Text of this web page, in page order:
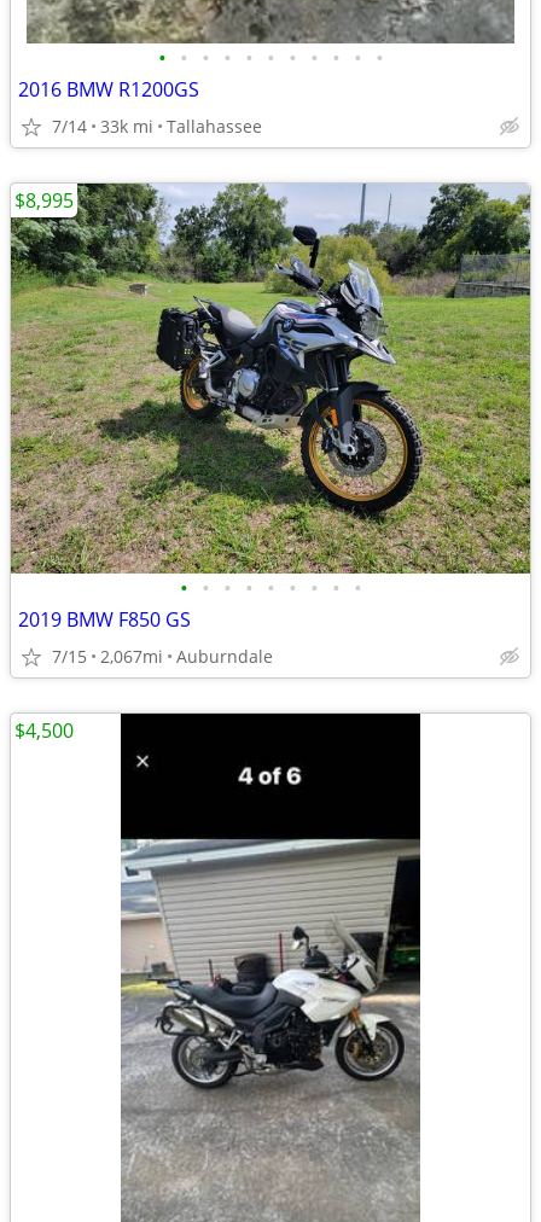
• • • • • • • • • • •
2016 BMW R1200GS
7/14 33k mi Tallahassee
• • • • • • • • •
2019 BMW F850 GS
7/15 2,067mi Auburndale
$8,995
$4,500